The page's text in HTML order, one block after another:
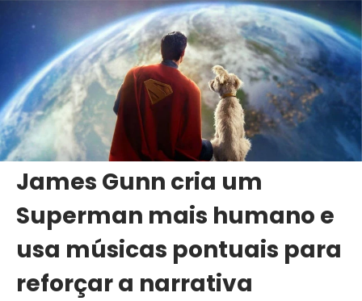
James Gunn cria um
Superman mais humano e
usa músicas pontuais para
reforçar a narrativa